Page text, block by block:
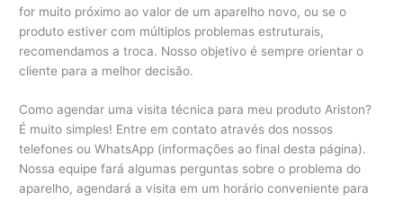
for muito próximo ao valor de um aparelho novo, ou se o
produto estiver com múltiplos problemas estruturais,
recomendamos a troca. Nosso objetivo é sempre orientar o
cliente para a melhor decisão.
Como agendar uma visita técnica para meu produto Ariston?
É muito simples! Entre em contato através dos nossos
telefones ou WhatsApp (informações ao final desta página).
Nossa equipe fará algumas perguntas sobre o problema do
aparelho, agendará a visita em um horário conveniente para